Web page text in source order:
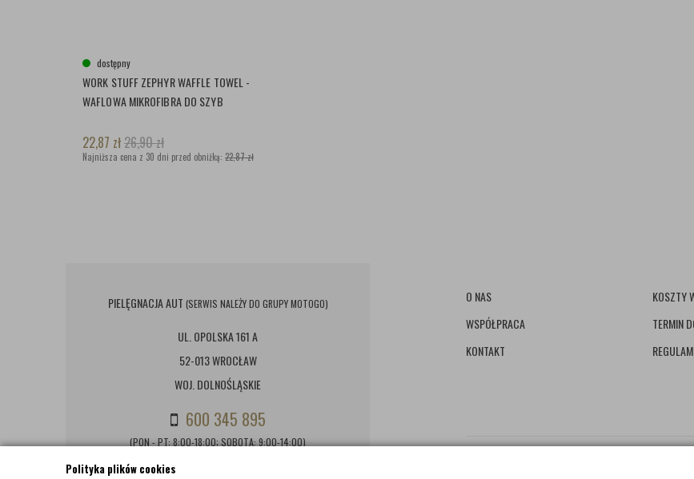
Polityka plików cookies
dostępny
WORK STUFF ZEPHYR WAFFLE TOWEL -
WAFLOWA MIKROFIBRA DO SZYB
22,87 zł26,90zł
Najniższa cena z 30 dni przed obniżką: 22,87 zł
PIELĘGNACJA AUT (SERWIS NALEŻY DO GRUPY MOTOGO)
UL. OPOLSKA 161 A
52-013 WROCŁAW
WOJ. DOLNOŚLĄSKIE
600 345 895
(PON - PT: 8:00-18:00; SOBOTA: 9:00-14:00)
O NAS
WSPÓŁPRACA
KONTAKT
KOSZTY
TERMIN